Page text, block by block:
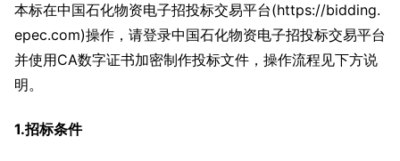
本标在中国石化物资电子招投标交易平台(https://bidding.
epec.com)操作，请登录中国石化物资电子招投标交易平台
并使用CA数字证书加密制作投标文件，操作流程见下方说
明。
1.招标条件